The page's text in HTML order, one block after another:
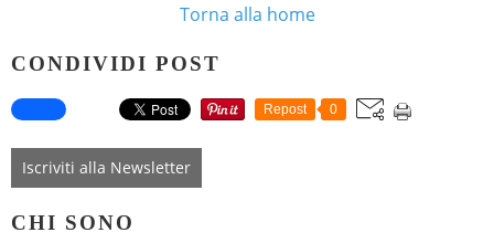
Torna alla home
CONDIVIDI POST
Repost 0
Iscriviti alla Newsletter
CHI SONO